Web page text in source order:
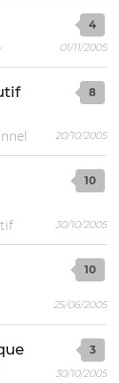
4
01/11/2005
8
20/10/2005
10
30/10/2005
10
25/06/2005
3
30/10/2005